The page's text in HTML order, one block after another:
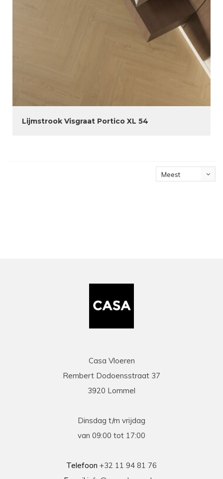
Lijmstrook Visgraat Portico XL 54
Meest
Casa Vloeren
Rembert Dodoensstraat 37
3920 Lommel
Dinsdag t/m vrijdag
van 09:00 tot 17:00
Telefoon +32 11 94 81 76